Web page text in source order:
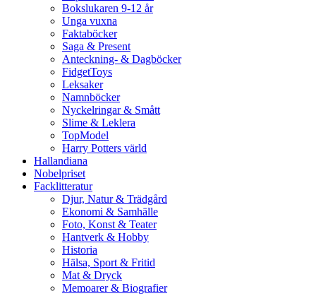
Bokslukaren 9-12 år
Unga vuxna
Faktaböcker
Saga & Present
Anteckning- & Dagböcker
FidgetToys
Leksaker
Namnböcker
Nyckelringar & Smått
Slime & Leklera
TopModel
Harry Potters värld
Hallandiana
Nobelpriset
Facklitteratur
Djur, Natur & Trädgård
Ekonomi & Samhälle
Foto, Konst & Teater
Hantverk & Hobby
Historia
Hälsa, Sport & Fritid
Mat & Dryck
Memoarer & Biografier